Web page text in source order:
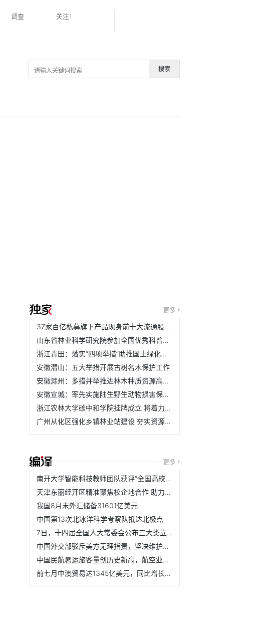
调查 关注1
搜索
更多
37家百亿私募旗下产品现身前十大流通股名单
山东省林业科学研究院参加全国优秀科普作品评选活动
浙江青田：落实“四项举措”助推国土绿化取得新成效
安徽潜山：五大举措开展古树名木保护工作
安徽滁州：多措并举推进林木种质资源高质量发展
安徽宣城：率先实施陆生野生动物损害保险理赔机制
浙江农林大学碳中和学院挂牌成立 将着力培养具有碳中和与农...
广州从化区强化乡镇林业站建设 夯实资源管护基层基础
更多
南开大学智能科技教师团队获评“全国高校黄大年式教师团队”
天津东丽经开区精准聚焦校企地合作 助力区域经济高质量发展
我国8月末外汇储备31601亿美元
中国第13次北冰洋科学考察队抵达北极点
7日，十四届全国人大常委会公布三大类立法规划
中国外交部驳斥美方无理指责，坚决维护国家核心利益
中国民航暑运旅客量创历史新高，航空业持续复苏
前七月中澳贸易达1345亿美元，同比增长5.4%